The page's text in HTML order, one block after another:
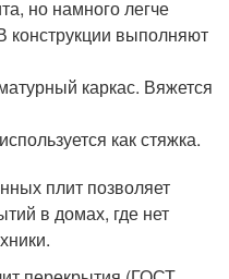
но намного легче
конструкции выполняют
каркас. Вяжется
как стяжка.
плит позволяет
в домах, где нет